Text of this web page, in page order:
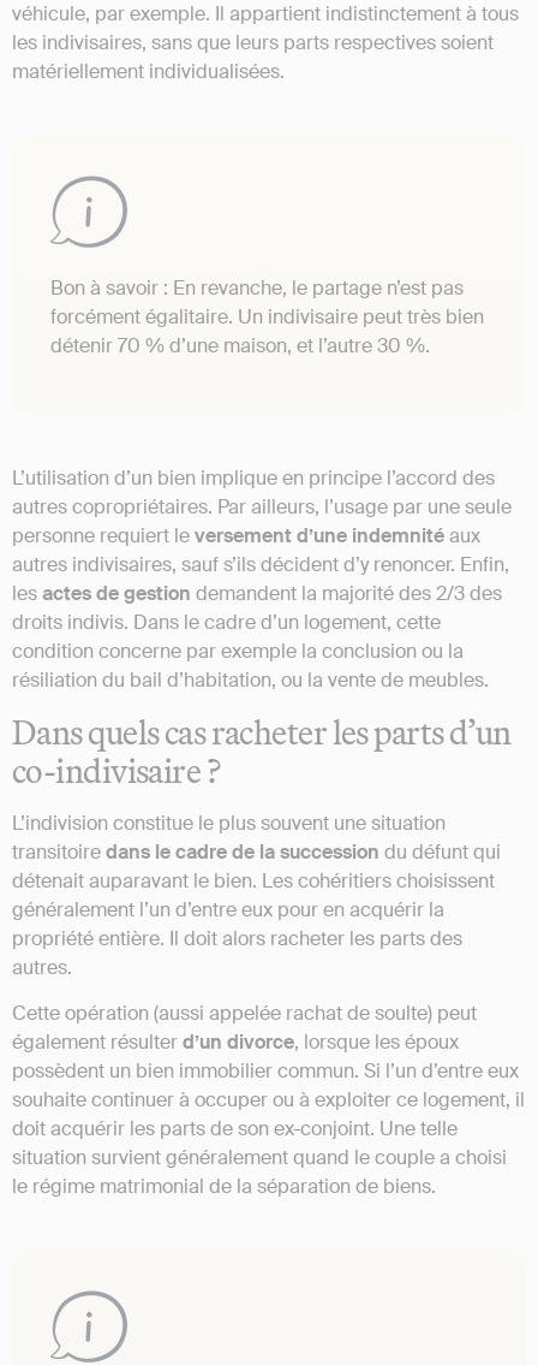
véhicule, par exemple. Il appartient indistinctement à tous
les indivisaires, sans que leurs parts respectives soient
matériellement individualisées.
Bon à savoir : En revanche, le partage n’est pas
forcément égalitaire. Un indivisaire peut très bien
détenir 70 % d’une maison, et l’autre 30 %.
L’utilisation d’un bien implique en principe l’accord des
autres copropriétaires. Par ailleurs, l’usage par une seule
personne requiert leversement d’une indemnitéaux
autres indivisaires, sauf s’ils décident d’y renoncer. Enfin,
lesactes de gestion demandent la majorité des 2/3 des
droits indivis. Dans le cadre d’un logement, cette
condition concerne par exemple la conclusion ou la
résiliation du bail d’habitation, ou la vente de meubles.
Dans quels cas racheter les parts d’un
co-indivisaire ?
L’indivision constitue le plus souvent une situation
transitoiredans le cadre de la succession du défunt qui
détenait auparavant le bien. Les cohéritiers choisissent
généralement l’un d’entre eux pour en acquérir la
propriété entière. Il doit alors racheter les parts des
autres.
Cette opération (aussi appelée rachat de soulte) peut
également résulterd’un divorce, lorsque les époux
possèdent un bien immobilier commun. Si l’un d’entre eux
souhaite continuer à occuper ou à exploiter ce logement, il
doit acquérir les parts de son ex-conjoint. Une telle
situation survient généralement quand le couple a choisi
le régime matrimonial de la séparation de biens.